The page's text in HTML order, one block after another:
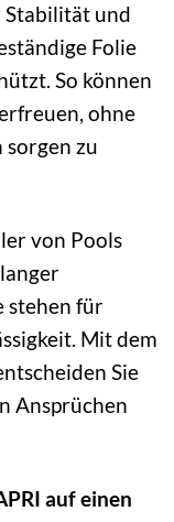
und
Folie
So können
ohne
zu
von Pools
stehen für
Mit dem
Sie
Ansprüchen
auf einen